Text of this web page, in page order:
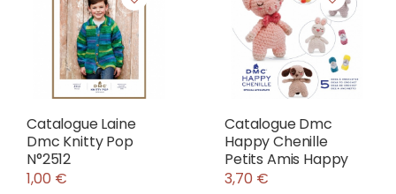
Catalogue Laine
Dmc Knitty Pop
N°2512
1,00 €
Catalogue Dmc
Happy Chenille
Petits Amis Happy
3,70 €